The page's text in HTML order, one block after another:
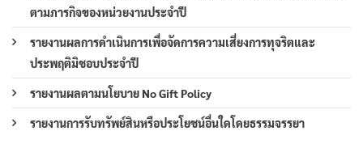
ตามภารกิจของหน่วยงานประจำปี
รายงานผลการดำเนินการเพื่อจัดการความเสี่ยงการทุจริตและ
ประพฤติมิชอบประจำปี
รายงานผลตามนโยบาย No Gift Policy
รายงานการรับทรัพย์สินหรือประโยชน์อื่นใดโดยธรรมจรรยา